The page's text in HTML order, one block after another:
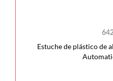
Estuche de plástico de